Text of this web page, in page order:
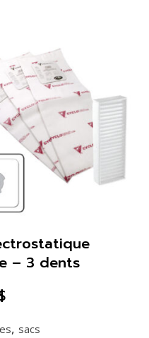
, sacs
– 3 dents